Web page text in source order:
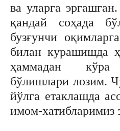
ва уларга
қандай соҳада
бузғунчи
билан курашишда
ҳаммадан кўра
бўлишлари лозим.
йўлга етаклашда
имом-хатибларимиз